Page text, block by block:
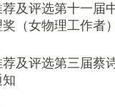
荐及评选第十一届
（女物理工作者
荐及评选第三届蔡